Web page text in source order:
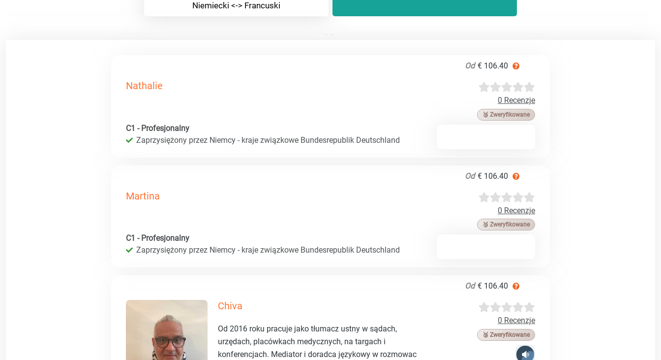
Niemiecki <-> Francuski
Od€ 106.40
Nathalie
0 Recenzje
🥉 Zweryfikowane
C1 - Profesjonalny
Zaprzysiężony przez Niemcy - kraje związkowe Bundesrepublik Deutschland
Od€ 106.40
Martina
0 Recenzje
🥉 Zweryfikowane
C1 - Profesjonalny
Zaprzysiężony przez Niemcy - kraje związkowe Bundesrepublik Deutschland
Od€ 106.40
Chiva
0 Recenzje
🥉 Zweryfikowane
Od 2016 roku pracuje jako tłumacz ustny w sądach,
urzędach, placówkach medycznych, na targach i
konferencjach. Mediator i doradca językowy w rozmowac